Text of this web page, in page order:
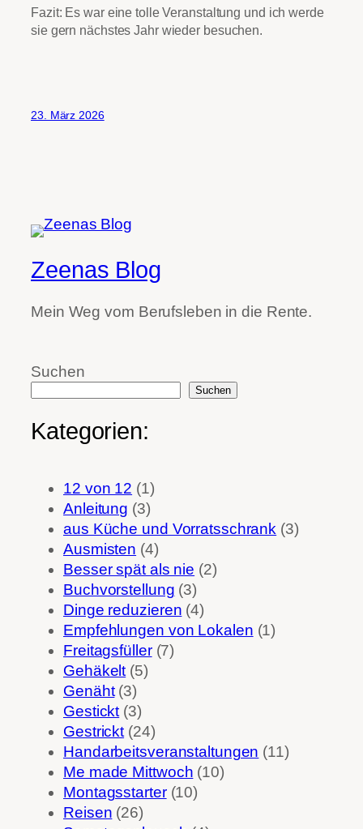
Fazit: Es war eine tolle Veranstaltung und ich werde
sie gern nächstes Jahr wieder besuchen.
23. März 2026
Zeenas Blog
Mein Weg vom Berufsleben in die Rente.
Suchen
Suchen
Kategorien:
12 von 12 (1)
Anleitung (3)
aus Küche und Vorratsschrank (3)
Ausmisten (4)
Besser spät als nie (2)
Buchvorstellung (3)
Dinge reduzieren (4)
Empfehlungen von Lokalen (1)
Freitagsfüller(7)
Gehäkelt (5)
Genäht(3)
Gestickt (3)
Gestrickt (24)
Handarbeitsveranstaltungen (11)
Me made Mittwoch (10)
Montagsstarter(10)
Reisen (26)